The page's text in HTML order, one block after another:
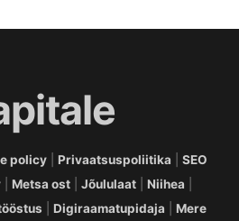
policy Privaatsuspoliitika
SEO
| Metsa ost| Jõululaat| Niihea
Digiraamatupidaja Mere